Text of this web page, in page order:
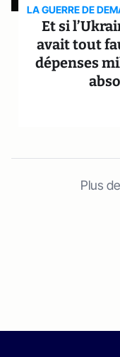
LA GUERRE DE
Et si
avait tout
dépenses
Plus